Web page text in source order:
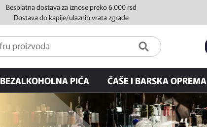
Besplatna dostava za iznose preko 6.000 rsd
Dostava do kapije/ulaznih vrata zgrade
BEZALKOHOLNA PIĆA ČAŠE I BARSKA OPREMA